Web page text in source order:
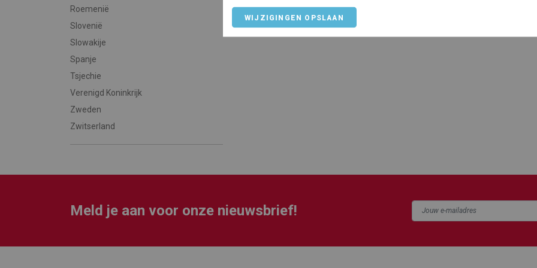
WIJZIGINGEN OPSLAAN
Roemenië
Slovenië
Slowakije
Spanje
Tsjechie
Verenigd Koninkrijk
Zweden
Zwitserland
Meld je aan voor onze nieuwsbrief!